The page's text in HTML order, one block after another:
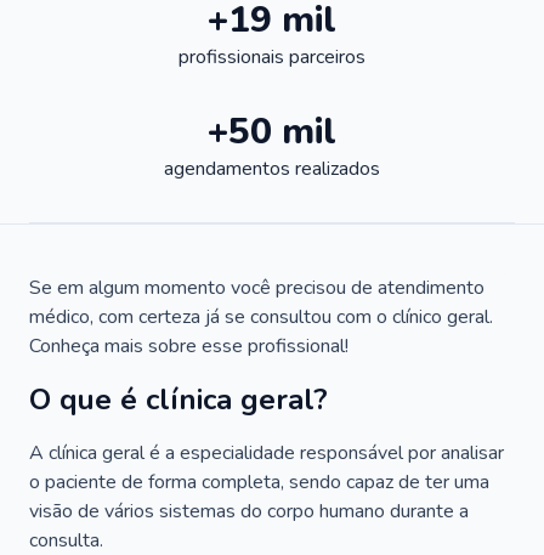
+19 mil
profissionais parceiros
+50 mil
agendamentos realizados
Se em algum momento você precisou de atendimento
médico, com certeza já se consultou com o clínico geral.
Conheça mais sobre esse profissional!
O que é clínica geral?
A clínica geral é a especialidade responsável por analisar
o paciente de forma completa, sendo capaz de ter uma
visão de vários sistemas do corpo humano durante a
consulta.